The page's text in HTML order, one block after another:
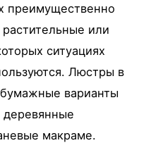
преимущественно
или
ситуациях
Люстры в
варианты
деревянные
макраме.